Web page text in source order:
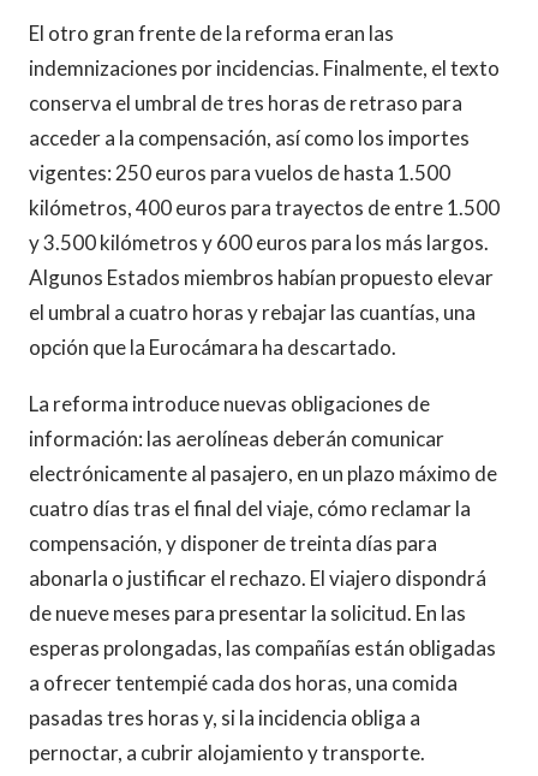
El otro gran frente de la reforma eran las
indemnizaciones por incidencias. Finalmente, el texto
conserva el umbral de tres horas de retraso para
acceder a la compensación, así como los importes
vigentes: 250 euros para vuelos de hasta 1.500
kilómetros, 400 euros para trayectos de entre 1.500
y 3.500 kilómetros y 600 euros para los más largos.
Algunos Estados miembros habían propuesto elevar
el umbral a cuatro horas y rebajar las cuantías, una
opción que la Eurocámara ha descartado.
La reforma introduce nuevas obligaciones de
información: las aerolíneas deberán comunicar
electrónicamente al pasajero, en un plazo máximo de
cuatro días tras el final del viaje, cómo reclamar la
compensación, y disponer de treinta días para
abonarla o justificar el rechazo. El viajero dispondrá
de nueve meses para presentar la solicitud. En las
esperas prolongadas, las compañías están obligadas
a ofrecer tentempié cada dos horas, una comida
pasadas tres horas y, si la incidencia obliga a
pernoctar, a cubrir alojamiento y transporte.